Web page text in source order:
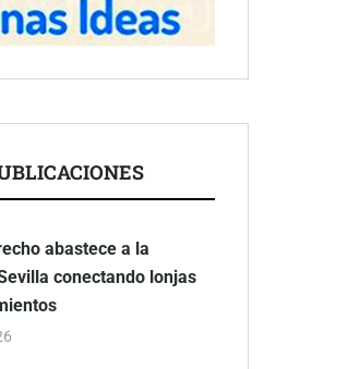
abastece a la
conectando lonjas